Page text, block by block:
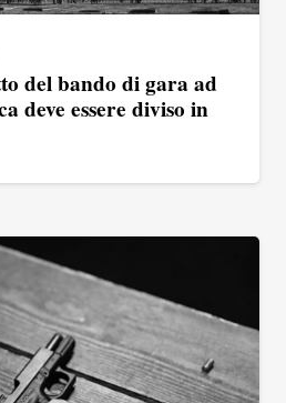
del bando di gara ad
deve essere diviso in